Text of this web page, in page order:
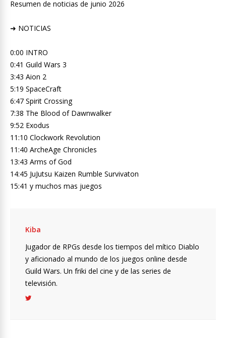
Resumen de noticias de junio 2026
➜ NOTICIAS
0:00 INTRO
0:41 Guild Wars 3
3:43 Aion 2
5:19 SpaceCraft
6:47 Spirit Crossing
7:38 The Blood of Dawnwalker
9:52 Exodus
11:10 Clockwork Revolution
11:40 ArcheAge Chronicles
13:43 Arms of God
14:45 JuJutsu Kaizen Rumble Survivaton
15:41 y muchos mas juegos
Kiba
Jugador de RPGs desde los tiempos del mítico Diablo
y aficionado al mundo de los juegos online desde
Guild Wars. Un friki del cine y de las series de
televisión.